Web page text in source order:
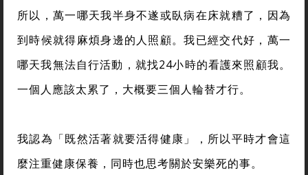
所以，萬一哪天我半身不遂或臥病在床就糟了，因為
到時候就得麻煩身邊的人照顧。我已經交代好，萬一
哪天我無法自行活動，就找24小時的看護來照顧我。
一個人應該太累了，大概要三個人輪替才行。
我認為「既然活著就要活得健康」，所以平時才會這
麼注重健康保養，同時也思考關於安樂死的事。